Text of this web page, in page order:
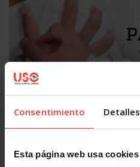
Consentimiento Detalles
Esta página web usa cookies
anticipada por discapacidad